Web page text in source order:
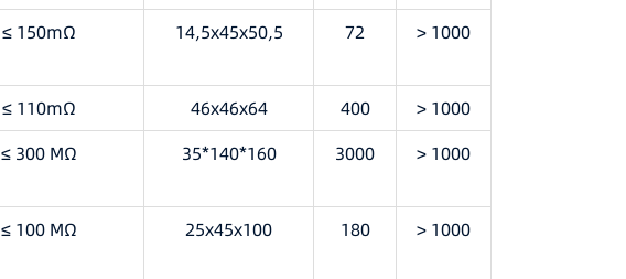
≤ 150mΩ 14,5x45x50,5 72 > 1000
≤ 110mΩ 46x46x64 400
> 1000
≤ 300 MΩ 35*140*160 3000 > 1000
≤ 100 MΩ 25x45x100 180 > 1000